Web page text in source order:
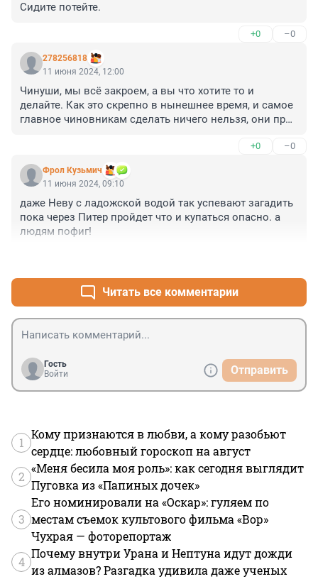
Сидите потейте.
+0 –0
278256818
11 июня 2024, 12:00
Чинуши, мы всё закроем, а вы что хотите то и
делайте. Как это скрепно в нынешнее время, и самое
главное чиновникам сделать ничего нельзя, они при
+0 –0
Фрол Кузьмич
11 июня 2024, 09:10
даже Неву с ладожской водой так успевают загадить
пока через Питер пройдет что и купаться опасно. а
людям пофиг!
Читать все комментарии
Гость
Войти
Отправить
1
Кому признаются в любви, а кому разобьют
сердце: любовный гороскоп на август
2
«Меня бесила моя роль»: как сегодня выглядит
Пуговка из «Папиных дочек»
3
Его номинировали на «Оскар»: гуляем по
местам съемок культового фильма «Вор»
Чухрая — фоторепортаж
4
Почему внутри Урана и Нептуна идут дожди
из алмазов? Разгадка удивила даже ученых